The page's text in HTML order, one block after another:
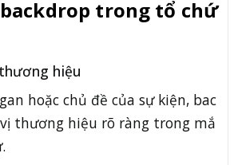
backdrop trong tổ chứ
hiệu
hoặc chủ đề của sự kiện, bac
thương hiệu rõ ràng trong mắ